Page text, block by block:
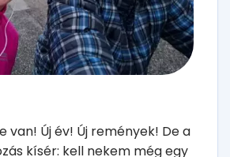
van! Új év! Új remények! De a
kísér: kell nekem még egy